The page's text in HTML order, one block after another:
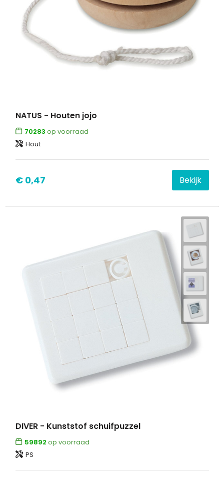
NATUS - Houten jojo
70283 op voorraad
Hout
€ 0,47 Bekijk
DIVER - Kunststof schuifpuzzel
59892 op voorraad
PS